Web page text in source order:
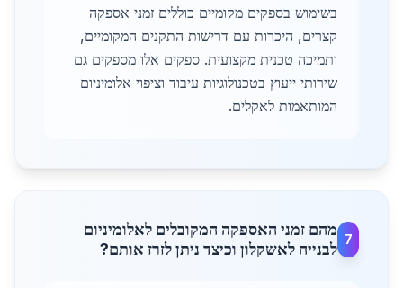
בשימוש בספקים מקומיים כוללים זמני אספקה
קצרים, היכרות עם דרישות התקנים המקומיים,
ותמיכה טכנית מקצועית. ספקים אלו מספקים גם
שירותי ייעוץ בטכנולוגיות עיבוד וציפוי אלומיניום
המותאמות לאקלים.
7
מהם זמני האספקה המקובלים לאלומיניום
לבנייה לאשקלון וכיצד ניתן לזרז אותם?